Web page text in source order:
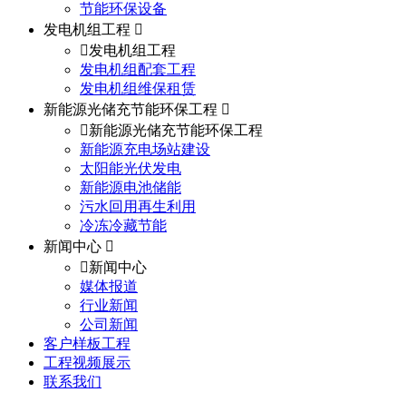
节能环保设备
发电机组工程
发电机组工程
发电机组配套工程
发电机组维保租赁
新能源光储充节能环保工程
新能源光储充节能环保工程
新能源充电场站建设
太阳能光伏发电
新能源电池储能
污水回用再生利用
冷冻冷藏节能
新闻中心
新闻中心
媒体报道
行业新闻
公司新闻
客户样板工程
工程视频展示
联系我们